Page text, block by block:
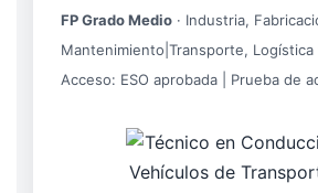
FP Grado Medio · Industria,
Mantenimiento|Transporte, Logística
Acceso: ESO aprobada | Prueba de